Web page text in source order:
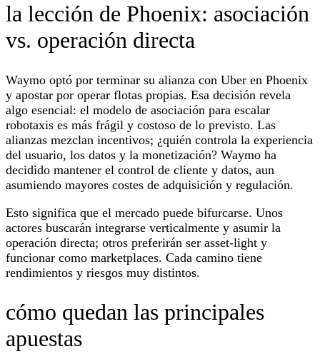
la lección de Phoenix: asociación
vs. operación directa
Waymo optó por terminar su alianza con Uber en Phoenix
y apostar por operar flotas propias. Esa decisión revela
algo esencial: el modelo de asociación para escalar
robotaxis es más frágil y costoso de lo previsto. Las
alianzas mezclan incentivos; ¿quién controla la experiencia
del usuario, los datos y la monetización? Waymo ha
decidido mantener el control de cliente y datos, aun
asumiendo mayores costes de adquisición y regulación.
Esto significa que el mercado puede bifurcarse. Unos
actores buscarán integrarse verticalmente y asumir la
operación directa; otros preferirán ser asset-light y
funcionar como marketplaces. Cada camino tiene
rendimientos y riesgos muy distintos.
cómo quedan las principales
apuestas